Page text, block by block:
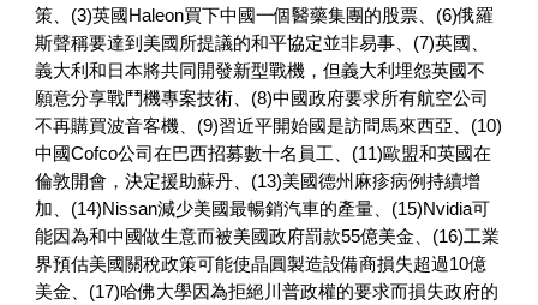
策、(3)英國Haleon買下中國一個醫藥集團的股票、(6)俄羅
斯聲稱要達到美國所提議的和平協定並非易事、(7)英國、
義大利和日本將共同開發新型戰機，但義大利埋怨英國不
願意分享戰鬥機專案技術、(8)中國政府要求所有航空公司
不再購買波音客機、(9)習近平開始國是訪問馬來西亞、(10)
中國Cofco公司在巴西招募數十名員工、(11)歐盟和英國在
倫敦開會，決定援助蘇丹、(13)美國德州麻疹病例持續增
加、(14)Nissan減少美國最暢銷汽車的產量、(15)Nvidia可
能因為和中國做生意而被美國政府罰款55億美金、(16)工業
界預估美國關稅政策可能使晶圓製造設備商損失超過10億
美金、(17)哈佛大學因為拒絕川普政權的要求而損失政府的